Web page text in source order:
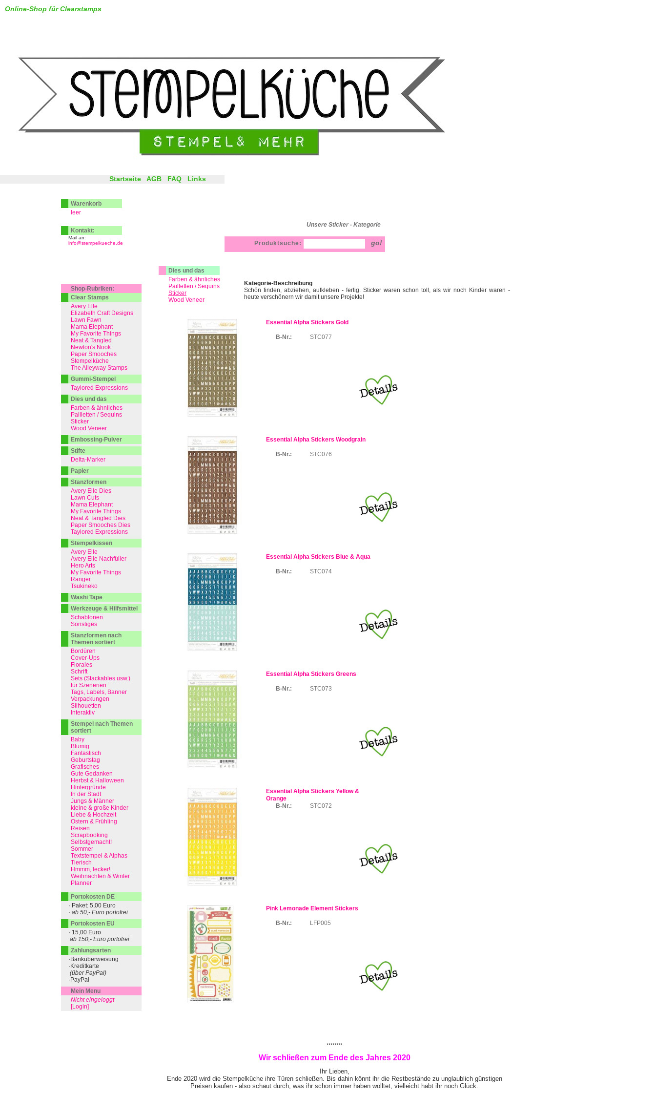
Unsere Sticker - Kategorie
Online-Shop für Clearstamps
Dies und das
Farben & ähnliches
Pailletten / Sequins
Sticker
Wood Veneer
Kategorie-Beschreibung
Schön finden, abziehen, aufkleben - fertig. Sticker waren schon toll, als wir noch Kinder waren -
heute verschönern wir damit unsere Projekte!
Essential Alpha Stickers Gold
B-Nr.: STC077
Essential Alpha Stickers Woodgrain
B-Nr.: STC076
Essential Alpha Stickers Blue & Aqua
B-Nr.: STC074
Essential Alpha Stickers Greens
B-Nr.: STC073
Essential Alpha Stickers Yellow &
Orange
B-Nr.:
STC072
Pink Lemonade Element Stickers
B-Nr.: LFP005
********
Wir schließen zum Ende des Jahres 2020
Ihr Lieben,
Ende 2020 wird die Stempelküche ihre Türen schließen. Bis dahin könnt ihr die Restbestände zu unglaublich günstigen
Preisen kaufen - also schaut durch, was ihr schon immer haben wolltet, vielleicht habt ihr noch Glück.
Startseite AGB FAQ Links
Produktsuche:
Warenkorb
leer
Kontakt:
Mail an:
info@stempelkueche.de
Shop-Rubriken:
Clear Stamps
Avery Elle
Elizabeth Craft Designs
Lawn Fawn
Mama Elephant
My Favorite Things
Neat & Tangled
Newton's Nook
Paper Smooches
Stempelküche
The Alleyway Stamps
Gummi-Stempel
Taylored Expressions
Dies und das
Farben & ähnliches
Pailletten / Sequins
Sticker
Wood Veneer
Embossing-Pulver
Stifte
Delta-Marker
Papier
Stanzformen
Avery Elle Dies
Lawn Cuts
Mama Elephant
My Favorite Things
Neat & Tangled Dies
Paper Smooches Dies
Taylored Expressions
Stempelkissen
Avery Elle
Avery Elle Nachfüller
Hero Arts
My Favorite Things
Ranger
Tsukineko
Washi Tape
Werkzeuge & Hilfsmittel
Schablonen
Sonstiges
Stanzformen nach
Themen sortiert
Bordüren
Cover-Ups
Florales
Schrift
Sets (Stackables usw.)
für Szenerien
Tags, Labels, Banner
Verpackungen
Silhouetten
Interaktiv
Stempel nach Themen
sortiert
Baby
Blumig
Fantastisch
Geburtstag
Grafisches
Gute Gedanken
Herbst & Halloween
Hintergründe
In der Stadt
Jungs & Männer
kleine & große Kinder
Liebe & Hochzeit
Ostern & Frühling
Reisen
Scrapbooking
Selbstgemacht!
Sommer
Textstempel & Alphas
Tierisch
Hmmm, lecker!
Weihnachten & Winter
Planner
Portokosten DE
· Paket: 5,00 Euro
· ab 50,- Euro portofrei
Portokosten EU
· 15,00 Euro
ab 150,- Euro portofrei
Zahlungsarten
·Banküberweisung
·Kreditkarte
(über PayPal)
·PayPal
Mein Menu
Nicht eingeloggt
[Login]